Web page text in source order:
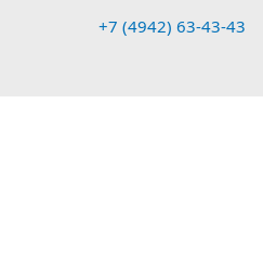
+7 (4942) 63-43-43